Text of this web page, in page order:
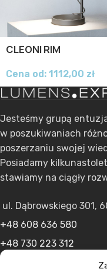
CLEONI RIM
Cena od: 1112,00 zł
Jesteśmy grupą
w poszukiwaniach
poszerzaniu swojej
Posiadamy
stawiamy na ciągły
ul. Dąbrowskiego 301,
+48 608 636 580
+48 730 223 312